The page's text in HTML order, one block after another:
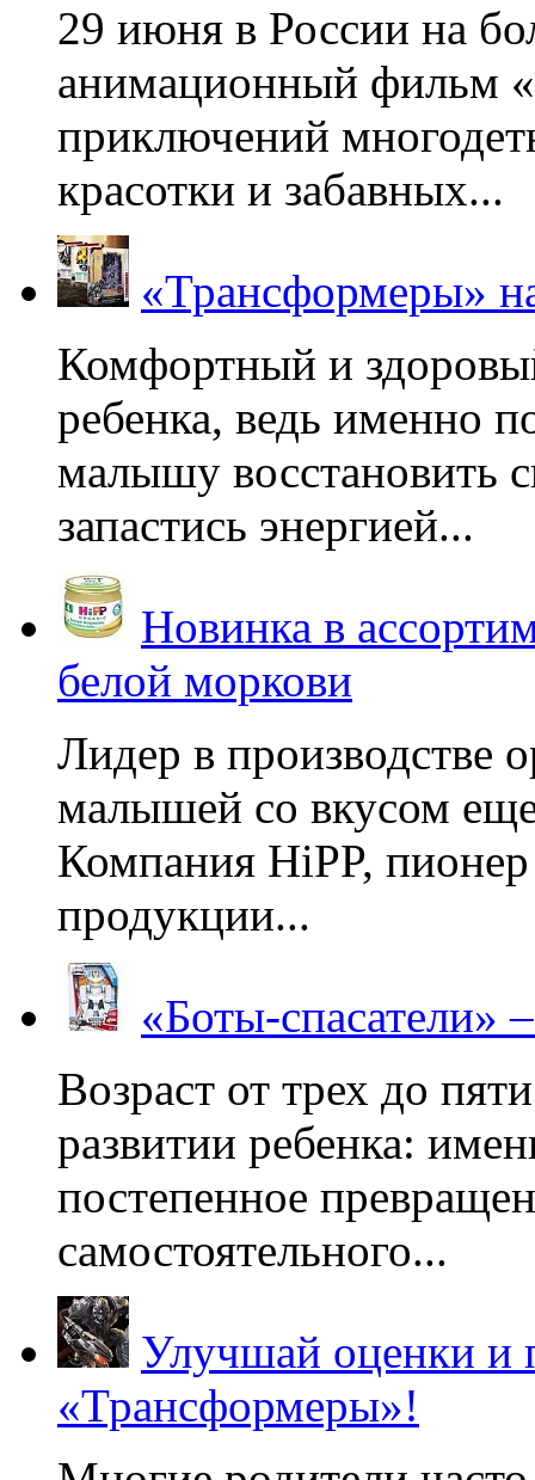
29 июня в России на
анимационный фильм
приключений
красотки и забавных...
«Трансформеры»
Комфортный и
ребенка, ведь именно
малышу восстановить
запастись энергией...
Новинка в
белой моркови
Лидер в производстве
малышей со вкусом
Компания HiPP, пионер
продукции...
«Боты-спасатели»
Возраст от трех до
развитии ребенка:
постепенное
самостоятельного...
Улучшай оценки и
«Трансформеры»!